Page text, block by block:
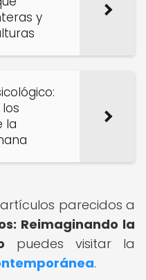
y
la
parecidos a
Reimaginando la
puedes visitar la
.